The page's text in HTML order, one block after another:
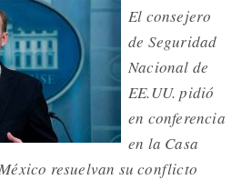
El consejero
de Seguridad
Nacional de
EE.UU. pidió
en conferencia
en la Casa
resuelvan su conflicto